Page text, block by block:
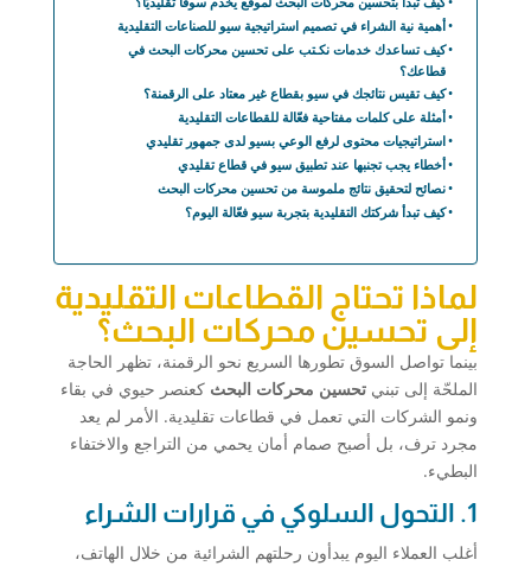
أهمية نية الشراء في تصميم استراتيجية سيو للصناعات التقليدية
كيف تساعدك خدمات نكـتب على تحسين محركات البحث في
قطاعك؟
كيف تقيس نتائجك في سيو بقطاع غير معتاد على الرقمنة؟
أمثلة على كلمات مفتاحية فعّالة للقطاعات التقليدية
استراتيجيات محتوى لرفع الوعي بسيو لدى جمهور تقليدي
أخطاء يجب تجنبها عند تطبيق سيو في قطاع تقليدي
نصائح لتحقيق نتائج ملموسة من تحسين محركات البحث
كيف تبدأ شركتك التقليدية بتجربة سيو فعّالة اليوم؟
لماذا تحتاج القطاعات التقليدية
إلى تحسين محركات البحث؟
بينما تواصل السوق تطورها السريع نحو الرقمنة، تظهر الحاجة
الملحّة إلى تبني تحسين محركات البحث كعنصر حيوي في بقاء
ونمو الشركات التي تعمل في قطاعات تقليدية. الأمر لم يعد
مجرد ترف، بل أصبح صمام أمان يحمي من التراجع والاختفاء
البطيء.
1. التحول السلوكي في قرارات الشراء
أغلب العملاء اليوم يبدأون رحلتهم الشرائية من خلال الهاتف،